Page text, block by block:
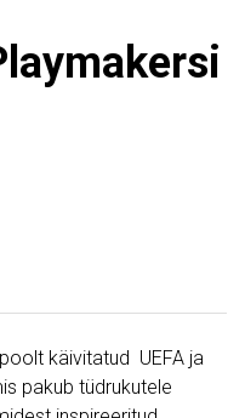
käivitatud UEFA ja
pakub tüdrukutele